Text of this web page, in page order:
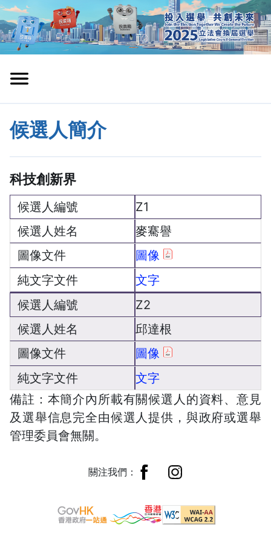
候選人簡介
科技創新界
Z1
麥騫譽
圖像
文字
Z2
邱達根
圖像
文字
備註：本簡介內所載有關候選人的資料、意見
及選舉信息完全由候選人提供，與政府或選舉
管理委員會無關。
關注我們：